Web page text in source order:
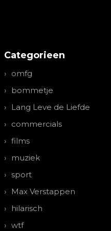
Categorieen
omfg
bommetje
Lang Leve de Liefde
commercials
films
muziek
sport
Max Verstappen
hilarisch
wtf